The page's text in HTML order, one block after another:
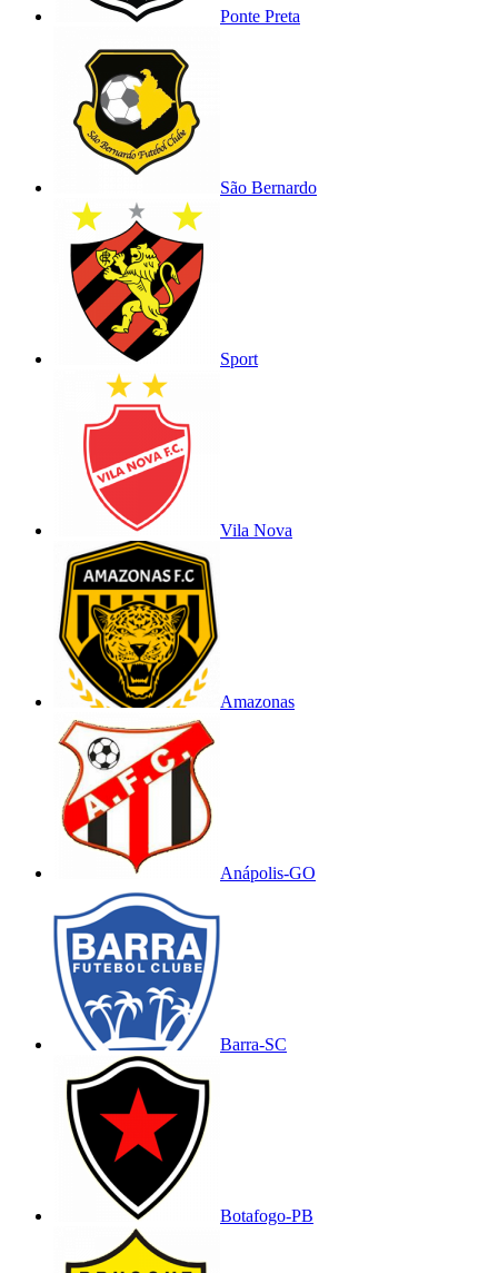
Ponte Preta
São Bernardo
Sport
Vila Nova
Amazonas
Anápolis-GO
Barra-SC
Botafogo-PB